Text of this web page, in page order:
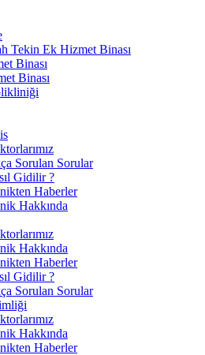
Tekin Ek Hizmet Binası
Binası
Binası
Sorulan Sorular
Gidilir ?
Haberler
Hakkında
Hakkında
Haberler
Gidilir ?
Sorulan Sorular
Hakkında
Haberler